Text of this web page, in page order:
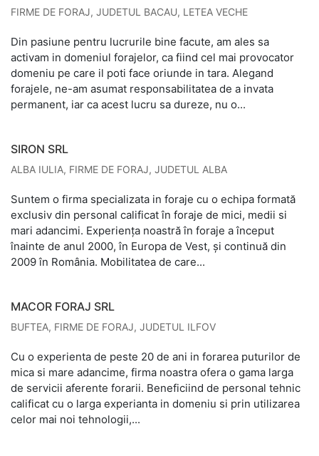
FIRME DE FORAJ, JUDETUL BACAU, LETEA VECHE
Din pasiune pentru lucrurile bine facute, am ales sa
activam in domeniul forajelor, ca fiind cel mai provocator
domeniu pe care il poti face oriunde in tara. Alegand
forajele, ne-am asumat responsabilitatea de a invata
permanent, iar ca acest lucru sa dureze, nu o...
SIRON SRL
ALBA IULIA, FIRME DE FORAJ, JUDETUL ALBA
Suntem o firma specializata in foraje cu o echipa formată
exclusiv din personal calificat în foraje de mici, medii si
mari adancimi. Experiența noastră în foraje a început
înainte de anul 2000, în Europa de Vest, și continuă din
2009 în România. Mobilitatea de care...
MACOR FORAJ SRL
BUFTEA, FIRME DE FORAJ, JUDETUL ILFOV
Cu o experienta de peste 20 de ani in forarea puturilor de
mica si mare adancime, firma noastra ofera o gama larga
de servicii aferente forarii. Beneficiind de personal tehnic
calificat cu o larga experianta in domeniu si prin utilizarea
celor mai noi tehnologii,...